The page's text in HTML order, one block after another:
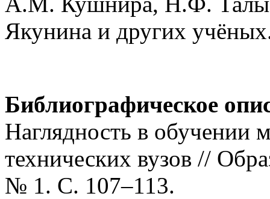
Якунина и других
Библиографическое
Наглядность в обучении
технических вузов //
№ 1. С. 107–113.